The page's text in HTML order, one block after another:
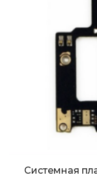
Системная